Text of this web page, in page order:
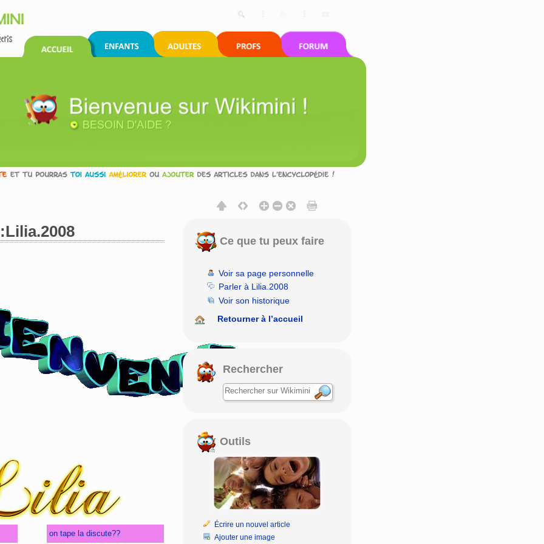
on tape la discute??
Ce que tu peux faire
Voir sa page personnelle
Parler à Lilia.2008
Voir son historique
Retourner à l’accueil
Rechercher
Outils
Écrire un nouvel article
Ajouter une image